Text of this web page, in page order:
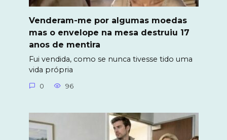
Venderam-me por algumas moedas
mas o envelope na mesa destruiu 17
anos de mentira
Fui vendida, como se nunca tivesse tido uma
vida própria
0 96